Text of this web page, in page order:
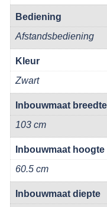
Bediening
Afstandsbediening
Kleur
Zwart
Inbouwmaat breedte
103 cm
Inbouwmaat hoogte
60.5 cm
Inbouwmaat diepte